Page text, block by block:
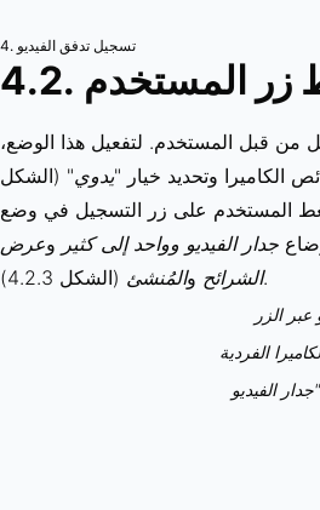
4. تسجيل تدفق الفيديو
زر المستخدم
من قبل المستخدم. لتفعيل هذا الوضع،
الكاميرا وتحديد خيار "يدوي" (الشكل
ضغط المستخدم على زر التسجيل في وضع
جدار الفيديو وواحد إلى كثير وعرض
الشرائح والمُنشئ (الشكل 4.2.3).